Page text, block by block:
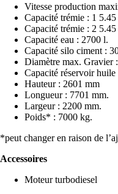
Vitesse production
Capacité trémie : 1 5.45
Capacité trémie : 2 5.45
Capacité eau : 2700 l.
Capacité silo ciment :
Diamètre max. Gravier
Capacité réservoir huile
Hauteur : 2601 mm
Longueur : 7701 mm.
Largeur : 2200 mm.
Poids* : 7000 kg.
*peut changer en raison de
Accessoires
Moteur turbodiesel